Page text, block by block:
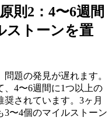
則2：4〜6週間
ストーンを置
題の発見が遅れます。
4〜6週間に1つ以上の
されています。3ヶ月
〜4個のマイルストーン